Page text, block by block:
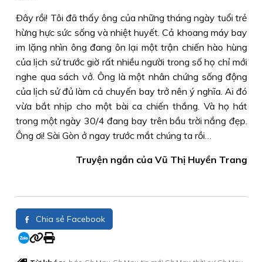
Ðây rồi! Tôi đã thấy ông của những tháng ngày tuổi trẻ
hừng hực sức sống và nhiệt huyết. Cả khoang máy bay
im lặng nhìn ông đang ôn lại một trận chiến hào hùng
của lịch sử trước giờ rất nhiều người trong số họ chỉ mới
nghe qua sách vở. Ông là một nhân chứng sống động
của lịch sử đủ làm cả chuyến bay trở nên ý nghĩa. Ai đó
vừa bắt nhịp cho một bài ca chiến thắng. Và họ hát
trong một ngày 30/4 đang bay trên bầu trời nắng đẹp.
Ông ơi! Sài Gòn ở ngay trước mắt chúng ta rồi…
Truyện ngắn của Vũ Thị Huyền Trang
Chia sẻ Facebook